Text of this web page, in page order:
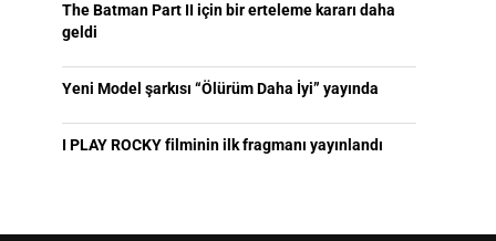
The Batman Part II için bir erteleme kararı daha
geldi
Yeni Model şarkısı “Ölürüm Daha İyi” yayında
I PLAY ROCKY filminin ilk fragmanı yayınlandı